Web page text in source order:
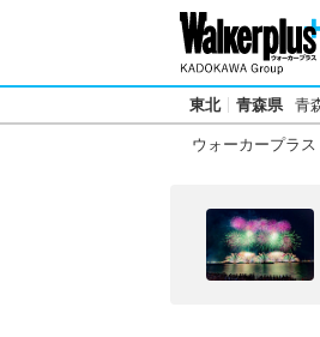
東北 青森県 青
ウォーカープラス